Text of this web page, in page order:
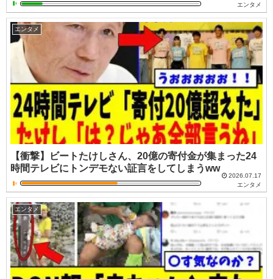
エンタメ
エンタメ
【衝撃】ビートたけしさん、20億の寄付金が集まった24
時間テレビにトンデモない証言をしてしまうww
2026.07.17
エンタメ
エンタメ